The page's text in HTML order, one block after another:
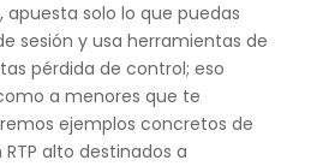
apuesta solo lo que puedas
sesión y usa herramientas de
pérdida de control; eso
a menores que te
ejemplos concretos de
alto destinados a